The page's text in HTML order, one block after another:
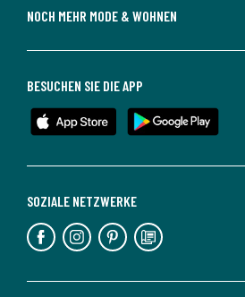
NOCH MEHR MODE & WOHNEN
SOZIALE NETZWERKE
BESUCHEN SIE DIE APP